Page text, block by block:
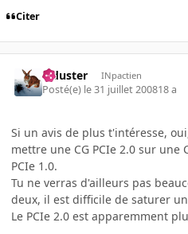
Citer
Tiduster INpactien
Posté(e) le 31 juillet 200818 a
Si un avis de plus t'intéresse,
mettre une CG PCIe 2.0 sur
PCIe 1.0.
Tu ne verras d'ailleurs pas
deux, il est difficile de saturer
Le PCIe 2.0 est apparemment